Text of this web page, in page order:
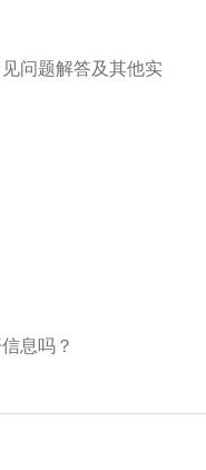
问题解答及其他实
息吗？